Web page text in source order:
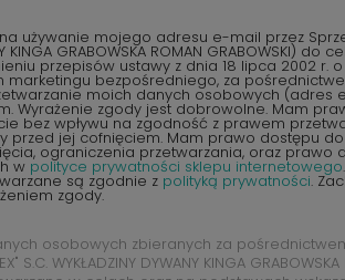
używanie mojego adresu e-mail przez
KINGA GRABOWSKA ROMAN GRABOWSKI)
przepisów ustawy z dnia 18 lipca 2002 r.
marketingu bezpośredniego, za
moich danych osobowych (adres
Wyrażenie zgody jest dobrowolne. Mam
bez wpływu na zgodność z prawem
przed jej cofnięciem. Mam prawo dostępu
ograniczenia przetwarzania, oraz prawo
w polityce prywatności sklepu internetowego
są zgodnie z polityką prywatności.
zgody.
osobowych zbieranych za
S.C. WYKŁADZINY DYWANY KINGA